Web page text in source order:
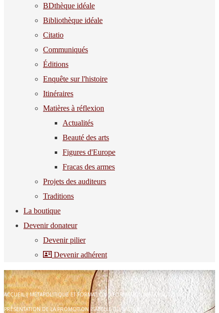
BDthèque idéale
Bibliothèque idéale
Citatio
Communiqués
Éditions
Enquête sur l'histoire
Itinéraires
Matières à réflexion
Actualités
Beauté des arts
Figures d'Europe
Fracas des armes
Projets des auditeurs
Traditions
La boutique
Devenir donateur
Devenir pilier
Devenir adhérent
ACCUEIL|MÉTAPOLITIQUE ET FORMATION|FORMATION MÉTAPOLITIQUE|
PRÉSENTATION DE LA PROMOTION ISABELLE DE CASTILLE